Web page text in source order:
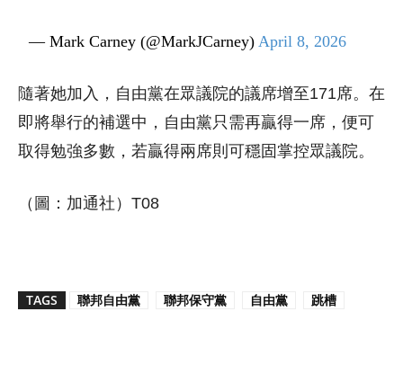
— Mark Carney (@MarkJCarney)April 8, 2026
隨著她加入，自由黨在眾議院的議席增至171席。在
即將舉行的補選中，自由黨只需再贏得一席，便可
取得勉強多數，若贏得兩席則可穩固掌控眾議院。
（圖：加通社）T08
TAGS 聯邦自由黨 聯邦保守黨 自由黨 跳槽